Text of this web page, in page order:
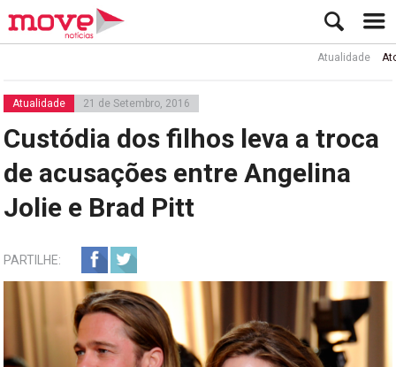
Atualidade Ator Rui
Atualidade 21 de Setembro, 2016
Custódia dos filhos leva a troca
de acusações entre Angelina
Jolie e Brad Pitt
PARTILHE: